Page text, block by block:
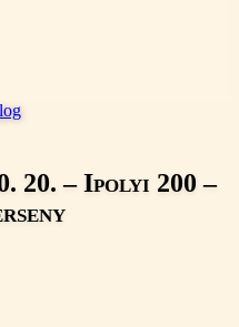
20. – Ipolyi 200 –